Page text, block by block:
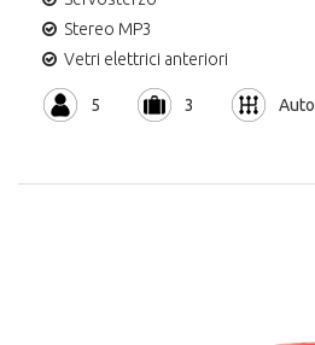
Stereo MP3
Vetri elettrici anteriori
5 3 Auto